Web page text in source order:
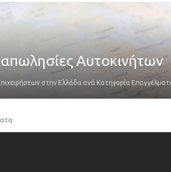
Αυτοκινήτων
στην Ελλάδα ανά Κατηγορία